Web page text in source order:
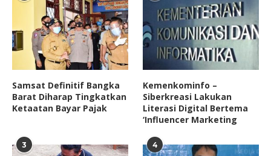
Samsat Definitif Bangka
Barat Diharap Tingkatkan
Ketaatan Bayar Pajak
Kemenkominfo –
Siberkreasi Lakukan
Literasi Digital Bertema
‘Influencer Marketing
3 4